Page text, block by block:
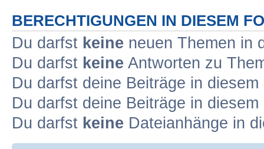
BERECHTIGUNGEN IN DIESEM
Du darfst keine neuen Themen in
Du darfst keine Antworten zu
Du darfst deine Beiträge in
Du darfst deine Beiträge in
Du darfst keine Dateianhänge in